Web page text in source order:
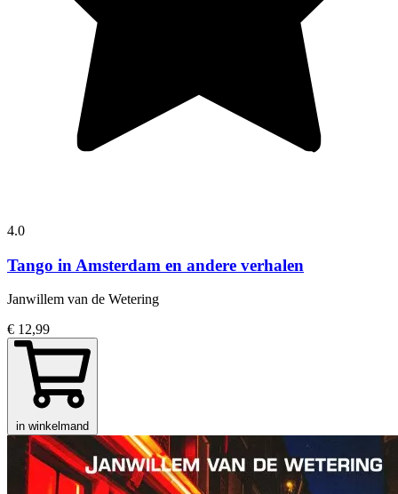
4.0
Tango in Amsterdam en andere verhalen
Janwillem van de Wetering
€ 12,99
in winkelmand